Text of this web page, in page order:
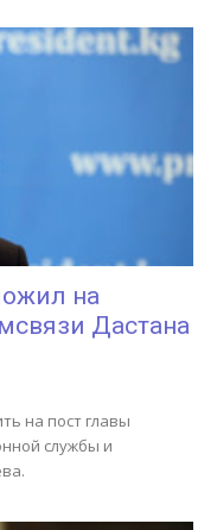
на
Дастана
на пост главы
службы и